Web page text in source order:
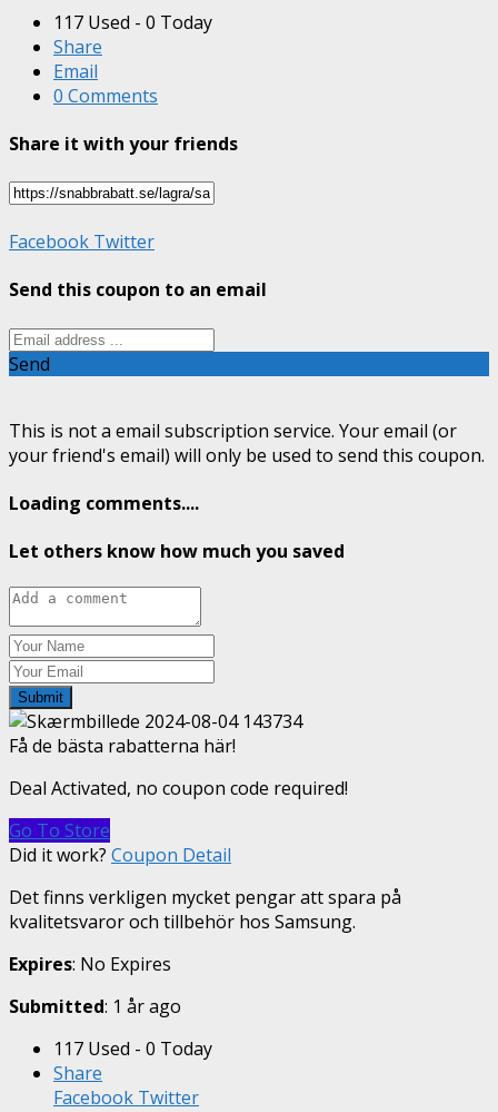
117 Used - 0 Today
Share
Email
0 Comments
Share it with your friends
Facebook Twitter
Send this coupon to an email
Send
This is not a email subscription service. Your email (or
your friend's email) will only be used to send this coupon.
Loading comments....
Let others know how much you saved
Submit
Få de bästa rabatterna här!
Deal Activated, no coupon code required!
Go To Store
Did it work? Coupon Detail
Det finns verkligen mycket pengar att spara på
kvalitetsvaror och tillbehör hos Samsung.
Expires: No Expires
Submitted: 1 år ago
117 Used - 0 Today
Share
Facebook Twitter